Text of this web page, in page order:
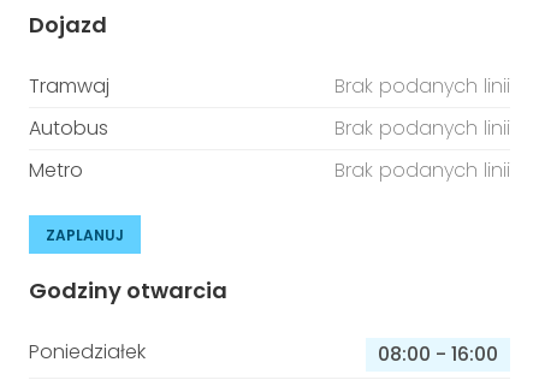
Dojazd
Tramwaj
Brak podanych linii
Autobus
Brak podanych linii
Metro
Brak podanych linii
ZAPLANUJ
Godziny otwarcia
Poniedziałek 08:00 - 16:00